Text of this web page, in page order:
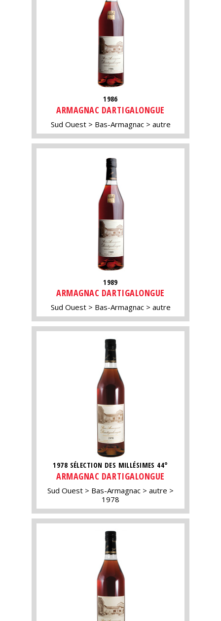
1986
ARMAGNAC DARTIGALONGUE
Sud Ouest Bas-Armagnac autre
1989
ARMAGNAC DARTIGALONGUE
Sud Ouest Bas-Armagnac autre
1978 SÉLECTION DES MILLÉSIMES 44°
ARMAGNAC DARTIGALONGUE
Sud Ouest Bas-Armagnac
autre
1978